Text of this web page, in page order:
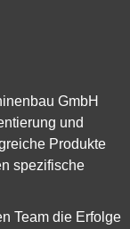
GmbH
und
Produkte
spezifische
Team die Erfolge